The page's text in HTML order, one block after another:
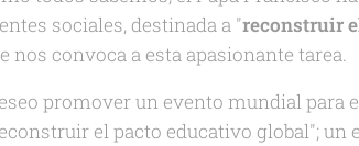
sociales, destinada a "reconstruir
nos convoca a esta apasionante tarea.
promover un evento mundial para
el pacto educativo global";